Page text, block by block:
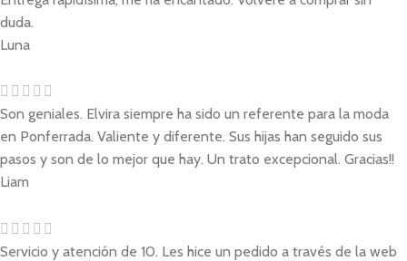
duda.
Luna
Son geniales. Elvira siempre ha sido un referente para la moda
en Ponferrada. Valiente y diferente. Sus hijas han seguido sus
pasos y son de lo mejor que hay. Un trato excepcional. Gracias!!
Liam
Servicio y atención de 10. Les hice un pedido a través de la web